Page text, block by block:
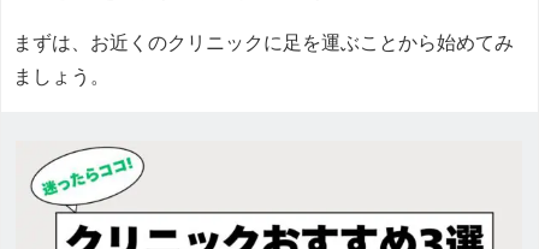
まずは、お近くのクリニックに足を運ぶことから始めてみ
ましょう。